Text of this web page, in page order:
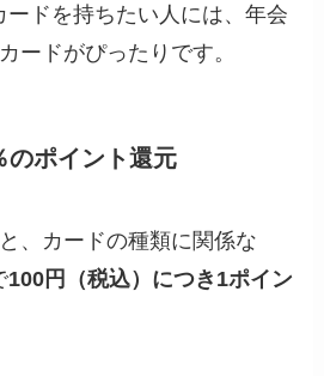
ードを持ちたい人には、年会
ードがぴったりです。
のポイント還元
、カードの種類に関係な
100円（税込）につき1ポイン